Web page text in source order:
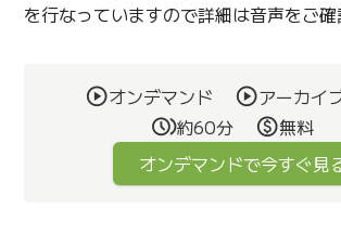
を行なっていますので詳細は音声をご確
オンデマンド
アーカイ
約60分
無料
オンデマンドで今すぐ見